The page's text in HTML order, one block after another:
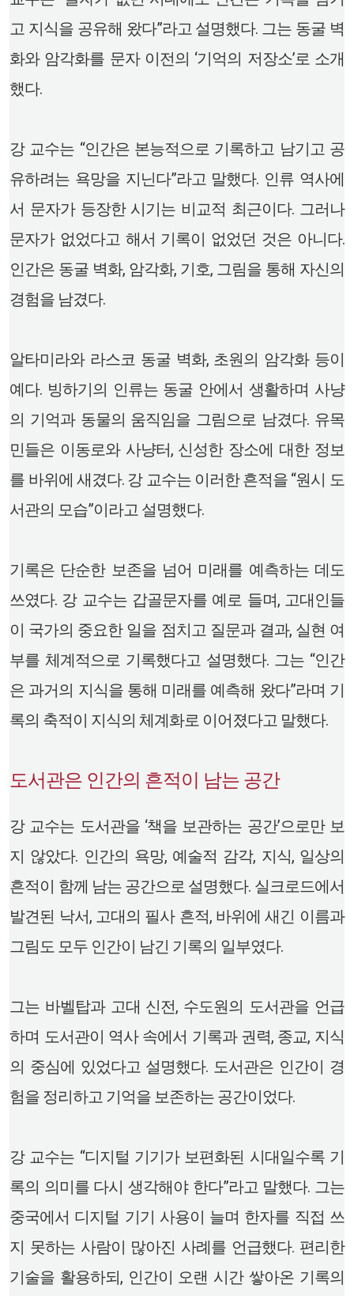
고 지식을 공유해 왔다”라고 설명했다. 그는 동굴 벽
화와 암각화를 문자 이전의 ‘기억의 저장소’로 소개
했다.
강 교수는 “인간은 본능적으로 기록하고 남기고 공
유하려는 욕망을 지닌다”라고 말했다. 인류 역사에
서 문자가 등장한 시기는 비교적 최근이다. 그러나
문자가 없었다고 해서 기록이 없었던 것은 아니다.
인간은 동굴 벽화, 암각화, 기호, 그림을 통해 자신의
경험을 남겼다.
알타미라와 라스코 동굴 벽화, 초원의 암각화 등이
예다. 빙하기의 인류는 동굴 안에서 생활하며 사냥
의 기억과 동물의 움직임을 그림으로 남겼다. 유목
민들은 이동로와 사냥터, 신성한 장소에 대한 정보
를 바위에 새겼다. 강 교수는 이러한 흔적을 “원시 도
서관의 모습”이라고 설명했다.
기록은 단순한 보존을 넘어 미래를 예측하는 데도
쓰였다. 강 교수는 갑골문자를 예로 들며, 고대인들
이 국가의 중요한 일을 점치고 질문과 결과, 실현 여
부를 체계적으로 기록했다고 설명했다. 그는 “인간
은 과거의 지식을 통해 미래를 예측해 왔다”라며 기
록의 축적이 지식의 체계화로 이어졌다고 말했다.
도서관은 인간의 흔적이 남는 공간
강 교수는 도서관을 ‘책을 보관하는 공간’으로만 보
지 않았다. 인간의 욕망, 예술적 감각, 지식, 일상의
흔적이 함께 남는 공간으로 설명했다. 실크로드에서
발견된 낙서, 고대의 필사 흔적, 바위에 새긴 이름과
그림도 모두 인간이 남긴 기록의 일부였다.
그는 바벨탑과 고대 신전, 수도원의 도서관을 언급
하며 도서관이 역사 속에서 기록과 권력, 종교, 지식
의 중심에 있었다고 설명했다. 도서관은 인간이 경
험을 정리하고 기억을 보존하는 공간이었다.
강 교수는 “디지털 기기가 보편화된 시대일수록 기
록의 의미를 다시 생각해야 한다”라고 말했다. 그는
중국에서 디지털 기기 사용이 늘며 한자를 직접 쓰
지 못하는 사람이 많아진 사례를 언급했다. 편리한
기술을 활용하되, 인간이 오랜 시간 쌓아온 기록의